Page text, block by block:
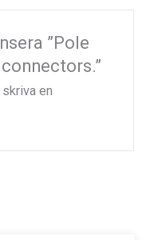
”Pole
en